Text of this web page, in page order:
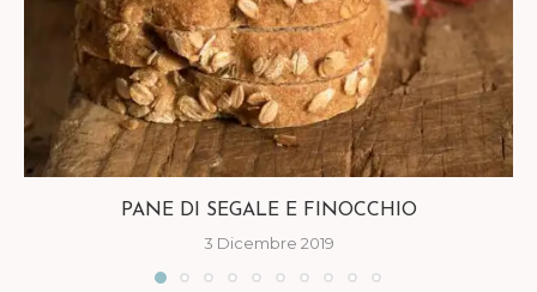
PANE DI SEGALE E FINOCCHIO
3 Dicembre 2019